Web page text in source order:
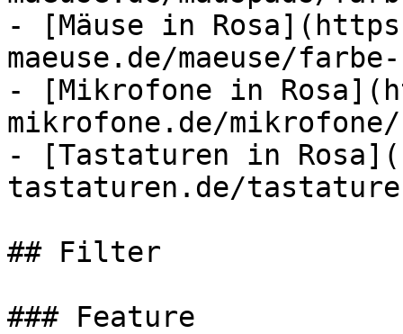
- [Mäuse in
maeuse.de/maeuse/
- [Mikrofone in
mikrofone.de/
- [Tastaturen in
tastaturen.de/
## Filter
### Feature